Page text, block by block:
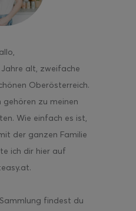
,
alt, zweifache
Oberösterreich.
gehören zu meinen
Wie einfach es ist,
der ganzen Familie
ich dir hier auf
findest du